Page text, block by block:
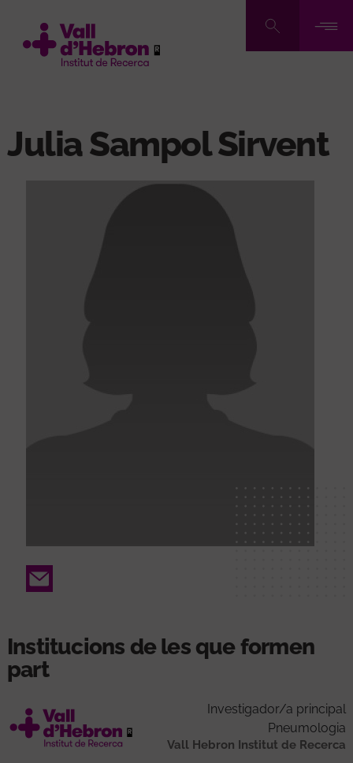
contingut
Julia Sampol Sirvent
Email
Institucions de les que formen
part
Investigador/a principal
Pneumologia
Vall Hebron Institut de Recerca